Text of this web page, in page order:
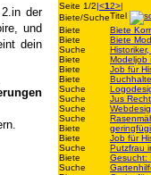
der
und
dein
Seite 1/2|<12>|
Biete/SucheTitel
Biete
Biete
Biete
Biete
Suche
Biete
Modeljob
Biete
Job für
Biete
Suche
Suche
Jus
Suche
Suche
Biete
Biete
Job für
Suche
Putzfrau
Biete
Gesucht:
Suche